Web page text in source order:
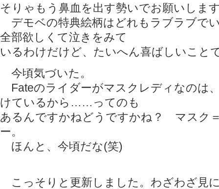
そりゃもう鼻血を出す勢いでお願いしま
デモベの特典絵柄はどれもラブラブで
全部欲しくて泣きをみて
いるわけだけど、たいへん喜ばしいこと
今頃気づいた。
Fateのライダーがマスクレディなのは
けているから……ってのも
あるんですかねどうですかね？ マスク
ー。
ほんと、今頃だな(笑)
こっそりと更新しました。わざわざ見